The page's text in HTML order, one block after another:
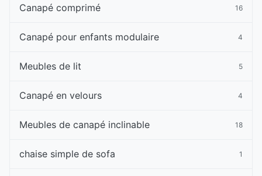
Canapé comprimé 16
Canapé pour enfants modulaire 4
Meubles de lit 5
Canapé en velours 4
Meubles de canapé inclinable 18
chaise simple de sofa 1